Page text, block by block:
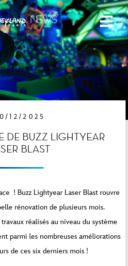
12/2025
DE BUZZ LIGHTYEAR
BLAST
! Buzz Lightyear Laser Blast rouvre
rénovation de plusieurs mois.
réalisés au niveau du système
parmi les nombreuses améliorations
de ces six derniers mois !